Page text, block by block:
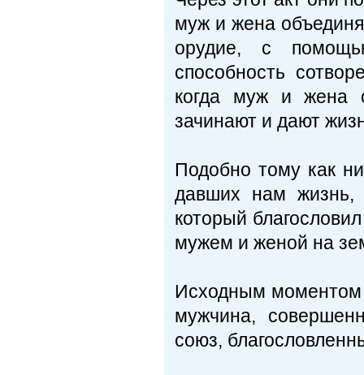
муж и жена
орудие, с
способность
когда муж и жена
зачинают и дают
Подобно тому как
давших нам жизнь,
который
мужем и женой на
Исходным моментом
мужчина,
союз,